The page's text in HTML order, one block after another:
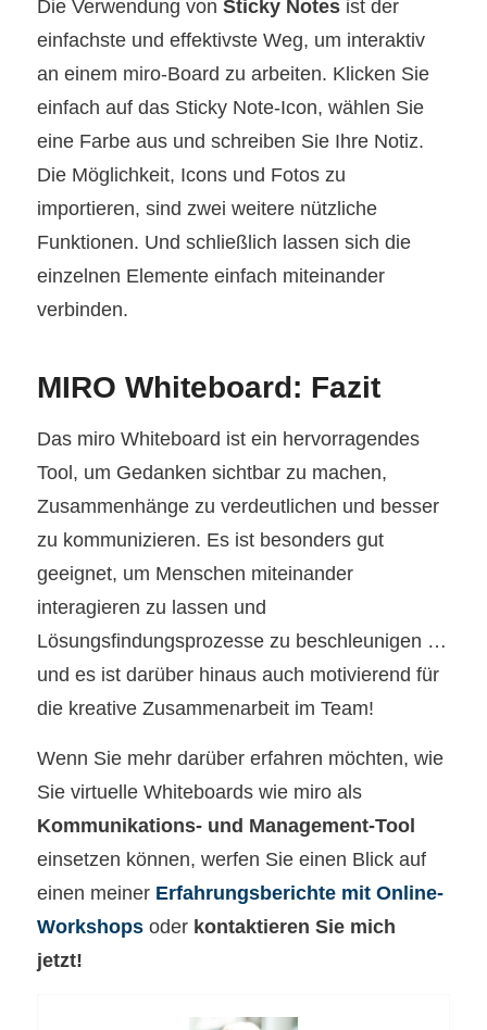
Die Verwendung von Sticky Notesist der
einfachste und effektivste Weg, um interaktiv
an einem miro-Board zu arbeiten. Klicken Sie
einfach auf das Sticky Note-Icon, wählen Sie
eine Farbe aus und schreiben Sie Ihre Notiz.
Die Möglichkeit, Icons und Fotos zu
importieren, sind zwei weitere nützliche
Funktionen. Und schließlich lassen sich die
einzelnen Elemente einfach miteinander
verbinden.
MIRO Whiteboard: Fazit
Das miro Whiteboard ist ein hervorragendes
Tool, um Gedanken sichtbar zu machen,
Zusammenhänge zu verdeutlichen und besser
zu kommunizieren. Es ist besonders gut
geeignet, um Menschen miteinander
interagieren zu lassen und
Lösungsfindungsprozesse zu beschleunigen …
und es ist darüber hinaus auch motivierend für
die kreative Zusammenarbeit im Team!
Wenn Sie mehr darüber erfahren möchten, wie
Sie virtuelle Whiteboards wie miro als
Kommunikations- und Management-Tool
einsetzen können, werfen Sie einen Blick auf
einen meiner Erfahrungsberichte mit Online-
Workshopsoder kontaktieren Sie mich
jetzt!